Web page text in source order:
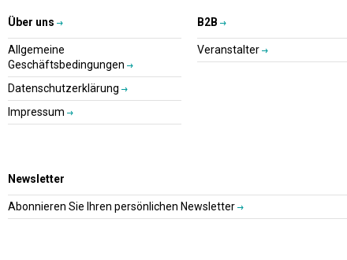
Über uns
Allgemeine
Geschäftsbedingungen
Datenschutzerklärung
Impressum
B2B
Veranstalter
Newsletter
Abonnieren Sie Ihren persönlichen Newsletter